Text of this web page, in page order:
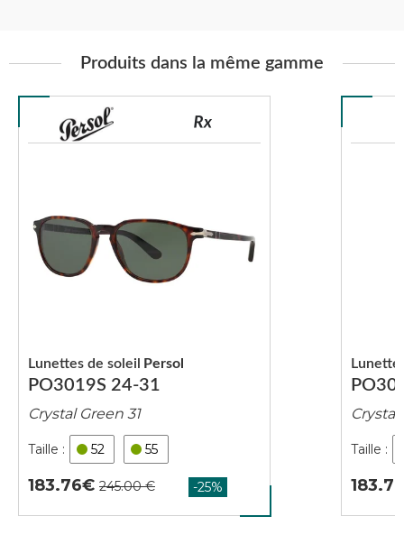
Produits dans la même gamme
PO3019S 24-31
Lunettes de soleil Persol
Crystal Green 31
52 55
183.76